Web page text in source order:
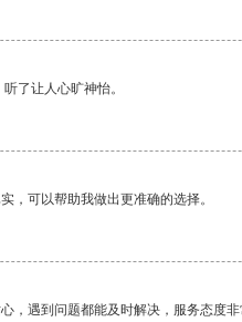
了让人心旷神怡。
，可以帮助我做出更准确的选择。
，遇到问题都能及时解决，服务态度非